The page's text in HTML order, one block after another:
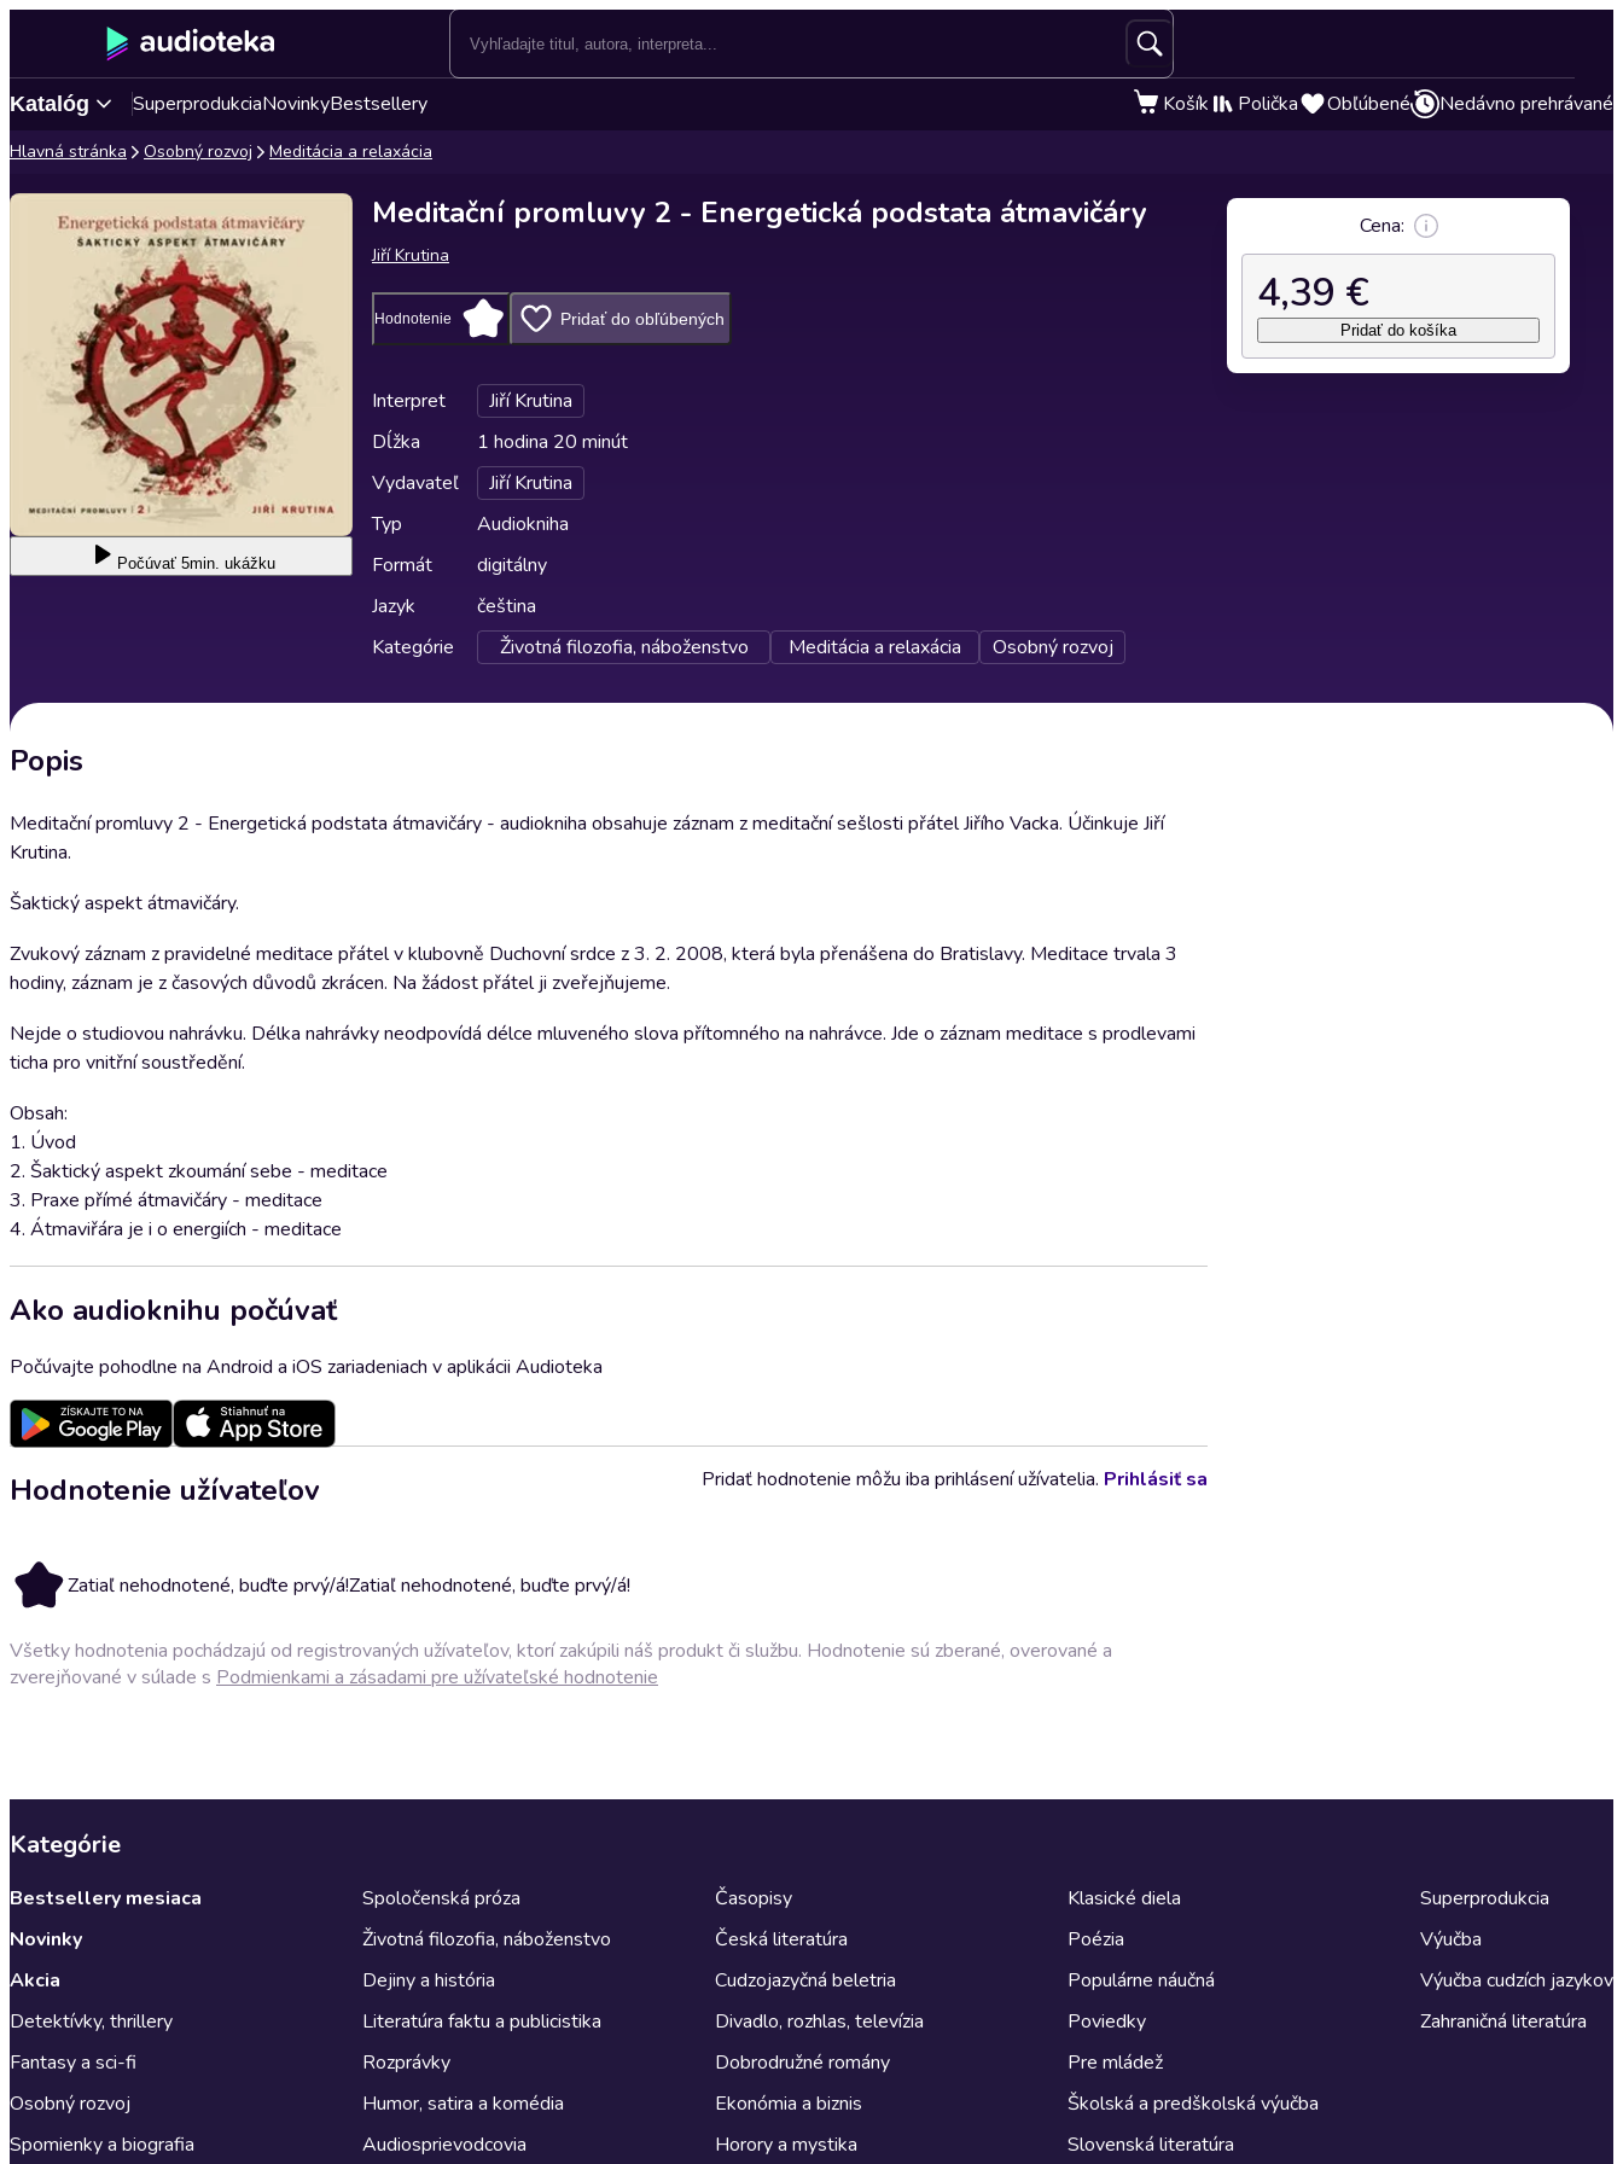
Katalóg SuperprodukciaNovinkyBestsellery Košík Polička Obľúbené Nedávno prehrávané
Hlavná stránka Osobný rozvoj Meditácia a relaxácia
Počúvať 5min. ukážku
Meditační promluvy 2 - Energetická podstata átmavičáry
Jiří Krutina
Hodnotenie Pridať do obľúbených
Interpret
Jiří Krutina
Dĺžka
1 hodina 20 minút
Vydavateľ
Jiří Krutina
Typ
Audiokniha
Formát
digitálny
Jazyk
čeština
Kategórie
Životná filozofia, náboženstvo Meditácia a relaxácia Osobný rozvoj
Popis
Meditační promluvy 2 - Energetická podstata átmavičáry - audiokniha obsahuje záznam z meditační sešlosti přátel Jiřího Vacka. Účinkuje Jiří
Krutina.
Šaktický aspekt átmavičáry.
Zvukový záznam z pravidelné meditace přátel v klubovně Duchovní srdce z 3. 2. 2008, která byla přenášena do Bratislavy. Meditace trvala 3
hodiny, záznam je z časových důvodů zkrácen. Na žádost přátel ji zveřejňujeme.
Nejde o studiovou nahrávku. Délka nahrávky neodpovídá délce mluveného slova přítomného na nahrávce. Jde o záznam meditace s prodlevami
ticha pro vnitřní soustředění.
Obsah:
1. Úvod
2. Šaktický aspekt zkoumání sebe - meditace
3. Praxe přímé átmavičáry - meditace
4. Átmaviřára je i o energiích - meditace
Ako audioknihu počúvať
Počúvajte pohodlne na Android a iOS zariadeniach v aplikácii Audioteka
Hodnotenie užívateľov
Zatiaľ nehodnotené, buďte prvý/á!Zatiaľ nehodnotené, buďte prvý/á!
Pridať hodnotenie môžu iba prihlásení užívatelia. Prihlásiť sa
Všetky hodnotenia pochádzajú od registrovaných užívateľov, ktorí zakúpili náš produkt či službu. Hodnotenie sú zberané, overované a
zverejňované v súlade s Podmienkami a zásadami pre užívateľské hodnotenie
Cena:
4,39 €
Pridať do košíka
Kategórie
Bestsellery mesiaca
Novinky
Akcia
Detektívky, thrillery
Fantasy a sci-fi
Osobný rozvoj
Spomienky a biografia
Spoločenská próza
Životná filozofia, náboženstvo
Dejiny a história
Literatúra faktu a publicistika
Rozprávky
Humor, satira a komédia
Audiosprievodcovia
Časopisy
Česká literatúra
Cudzojazyčná beletria
Divadlo, rozhlas, televízia
Dobrodružné romány
Ekonómia a biznis
Horory a mystika
Klasické diela
Poézia
Populárne náučná
Poviedky
Pre mládež
Školská a predškolská výučba
Slovenská literatúra
Superprodukcia
Výučba
Výučba cudzích jazykov
Zahraničná literatúra